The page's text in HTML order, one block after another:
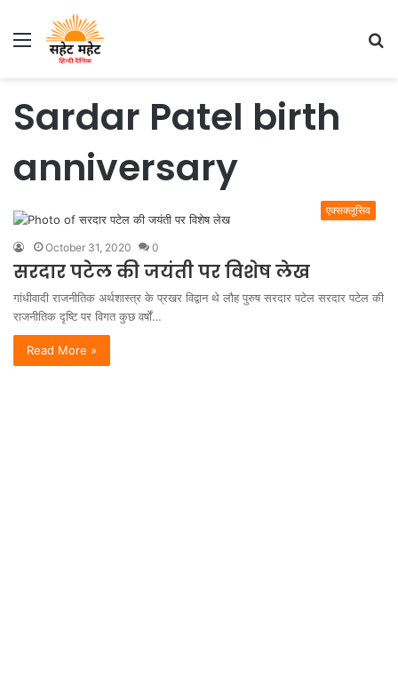
Menu
Sardar Patel birth
anniversary
एक्सक्लूसिव
October 31, 2020 0
सरदार पटेल की जयंती पर विशेष लेख
गांधीवादी राजनीतिक अर्थशास्त्र के प्रखर विद्वान थे लौह पुरुष सरदार पटेल सरदार पटेल की
राजनीतिक दृष्टि पर विगत कुछ वर्षों…
Read More »